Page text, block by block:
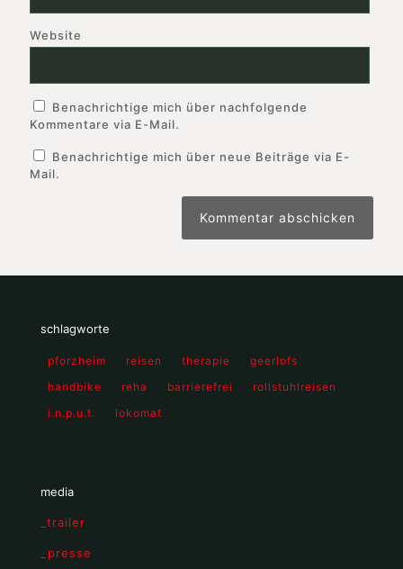
Website
Benachrichtige mich über nachfolgende
Kommentare via E-Mail.
Benachrichtige mich über neue Beiträge via E-
Mail.
schlagworte
pforzheim reisen therapie
geerlofs
handbike
reha barrierefrei
rollstuhlreisen
i.n.p.u.t.
lokomat
media
_trailer
_presse